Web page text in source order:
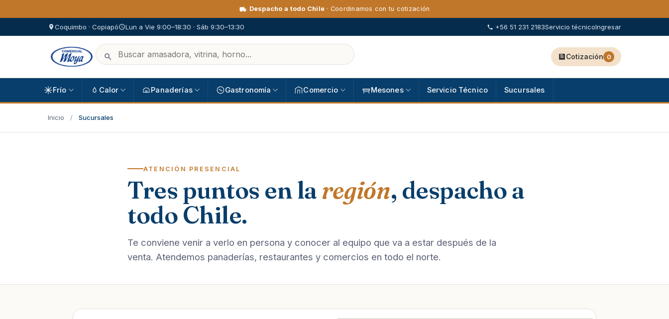
Despacho a todo Chile · Coordinamos con tu cotización
Coquimbo · Copiapó Lun a Vie 9:00–18:30 · Sáb 9:30–13:30 +56 51 231 2183Servicio técnicoIngresar
Cotización 0
Frío Calor Panaderías Gastronomía Comercio Mesones Servicio Técnico Sucursales
Inicio / Sucursales
ATENCIÓN PRESENCIAL
Tres puntos en la región, despacho a
todo Chile.
Te conviene venir a verlo en persona y conocer al equipo que va a estar después de la
venta. Atendemos panaderías, restaurantes y comercios en todo el norte.